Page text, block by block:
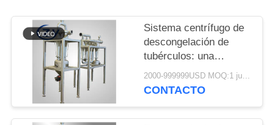
MAPA
SITIO
PRIVACY
Sistema centrífugo de
descongelación de
tubérculos: una
solución dedicada para
la purificación de
2000-999999USD MOQ:1 juego
CONTACTO